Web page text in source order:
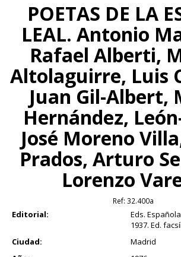
POETAS DE LA
LEAL. Antonio
Rafael Alberti,
Altolaguirre, Luis
Juan Gil-Albert,
Hernández,
José Moreno
Prados, Arturo
Lorenzo
Ref: 32.400a
Editorial:
Eds.
1937. Ed.
Ciudad:
Madrid